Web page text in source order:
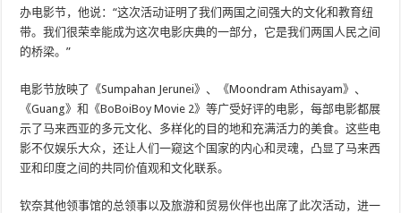
办电影节，他说：“这次活动证明了我们两国之间强大的文化和教育纽
带。我们很荣幸能成为这次电影庆典的一部分，它是我们两国人民之间
的桥梁。”
电影节放映了《Sumpahan Jerunei》、《Moondram Athisayam》、
《Guang》和《BoBoiBoy Movie 2》等广受好评的电影，每部电影都展
示了马来西亚的多元文化、多样化的目的地和充满活力的美食。这些电
影不仅娱乐大众，还让人们一窥这个国家的内心和灵魂，凸显了马来西
亚和印度之间的共同价值观和文化联系。
钦奈其他领事馆的总领事以及旅游和贸易伙伴也出席了此次活动，进一